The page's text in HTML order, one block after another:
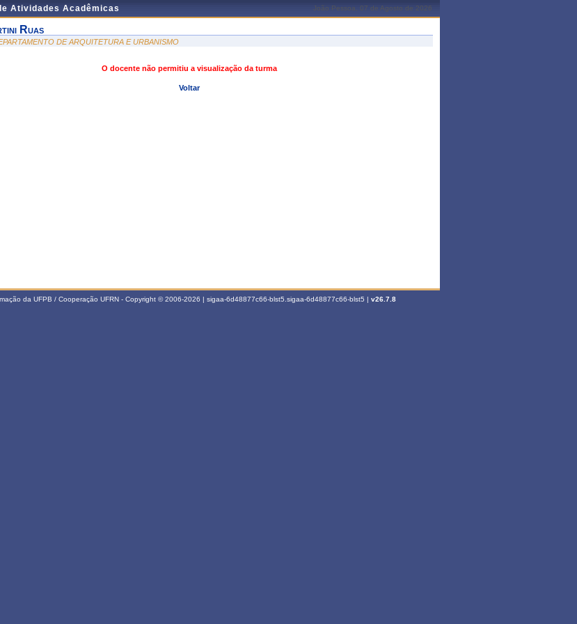
Atividades Acadêmicas João Pessoa, 07 de Agosto de 2026
Ruas
DE ARQUITETURA E URBANISMO
O docente não permitiu a visualização da turma
Voltar
da UFPB / Cooperação UFRN - Copyright © 2006-2026 | sigaa-6d48877c66-blst5.sigaa-6d48877c66-blst5 | v26.7.8